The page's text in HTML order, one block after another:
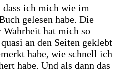
dass ich mich wie im
gelesen habe. Die
Wahrheit hat mich so
an den Seiten geklebt
habe, wie schnell ich
habe. Und als dann das